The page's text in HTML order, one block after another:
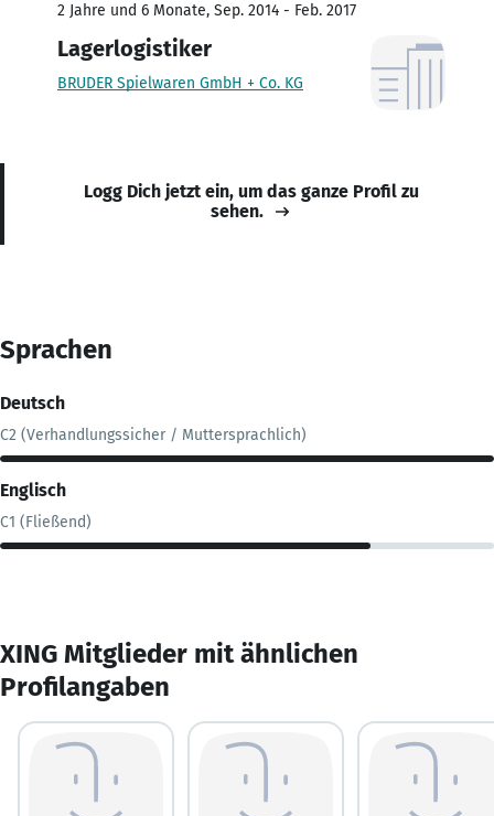
2 Jahre und 6 Monate, Sep. 2014 - Feb. 2017
Lagerlogistiker
BRUDER Spielwaren GmbH + Co. KG
Logg Dich jetzt ein, um das ganze Profil zu
sehen.
Sprachen
Deutsch
C2 (Verhandlungssicher / Muttersprachlich)
Englisch
C1 (Fließend)
XING Mitglieder mit ähnlichen
Profilangaben